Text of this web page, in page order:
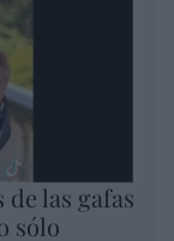
las gafas
sólo